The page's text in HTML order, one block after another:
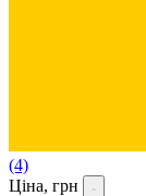
(4)
Ціна, грн